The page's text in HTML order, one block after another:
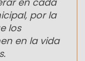
por la
los
en la vida